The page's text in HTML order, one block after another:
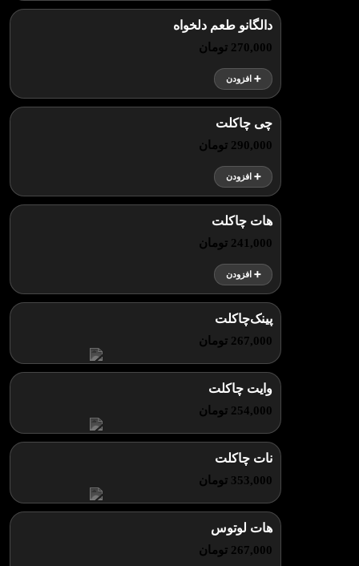
دالگانو طعم دلخواه
270,000 تومان
➕ افزودن
چی چاکلت
290,000 تومان
➕ افزودن
هات چاکلت
241,000 تومان
➕ افزودن
پینک‌چاکلت
267,000 تومان
وایت چاکلت
254,000 تومان
نات چاکلت
353,000 تومان
هات لوتوس
267,000 تومان